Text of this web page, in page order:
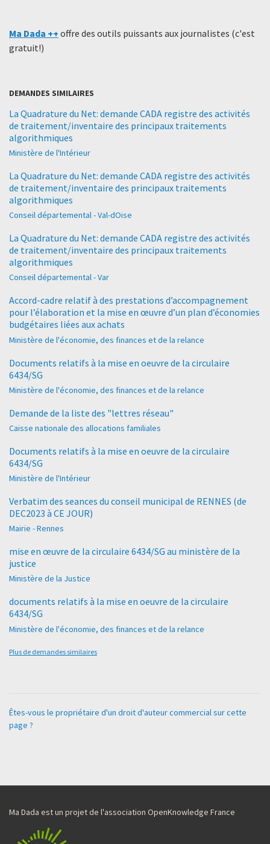
Ma Dada ++ offre des outils puissants aux journalistes (c'est
gratuit!)
DEMANDES SIMILAIRES
La Quadrature du Net: demande CADA registre des activités
de traitement/inventaire des principaux traitements
algorithmiques
Ministère de l'Intérieur
La Quadrature du Net: demande CADA registre des activités
de traitement/inventaire des principaux traitements
algorithmiques
Conseil départemental - Val-dOise
La Quadrature du Net: demande CADA registre des activités
de traitement/inventaire des principaux traitements
algorithmiques
Conseil départemental - Var
Accord-cadre relatif à des prestations d’accompagnement
pour l’élaboration et la mise en œuvre d’un plan d’économies
budgétaires liées aux achats
Ministère de l'économie, des finances et de la relance
Documents relatifs à la mise en oeuvre de la circulaire
6434/SG
Ministère de l'économie, des finances et de la relance
Demande de la liste des "lettres réseau"
Caisse nationale des allocations familiales
Documents relatifs à la mise en oeuvre de la circulaire
6434/SG
Ministère de l'Intérieur
Verbatim des seances du conseil municipal de RENNES (de
DEC2023 à CE JOUR)
Mairie - Rennes
mise en œuvre de la circulaire 6434/SG au ministère de la
justice
Ministère de la Justice
documents relatifs à la mise en oeuvre de la circulaire
6434/SG
Ministère de l'économie, des finances et de la relance
Plus de demandes similaires
Êtes-vous le propriétaire d'un droit d'auteur commercial sur cette
page ?
Ma Dada est un projet de l'association OpenKnowledge France